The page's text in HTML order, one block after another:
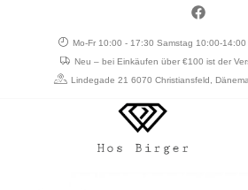
a
e
o
o
Mo-Fr 10:00 - 17:30 Samstag 10:00-
Neu – bei Einkäufen über €100 ist der
Lindegade 21 6070 Christiansfeld,